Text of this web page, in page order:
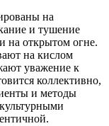
на
и тушение
на открытом огне.
на кислом
уважение к
коллективно,
и методы